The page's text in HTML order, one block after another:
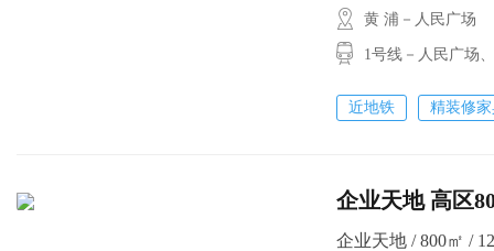
黄 浦－人民广场
1号线－人民广场
近地铁 精装修
企业天地 高区
企业天地 / 800㎡ /